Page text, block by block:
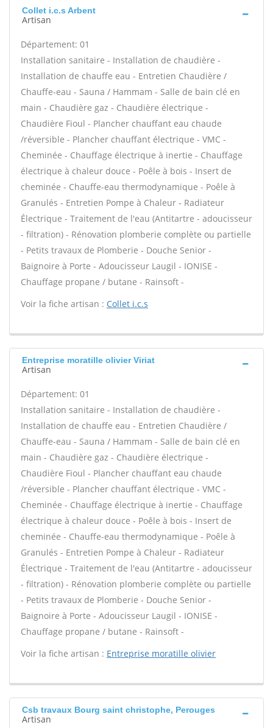
Collet i.c.s Arbent
Artisan
Département: 01
Installation sanitaire - Installation de chaudière -
Installation de chauffe eau - Entretien Chaudière /
Chauffe-eau - Sauna / Hammam - Salle de bain clé en
main - Chaudière gaz - Chaudière électrique -
Chaudière Fioul - Plancher chauffant eau chaude
/réversible - Plancher chauffant électrique - VMC -
Cheminée - Chauffage électrique à inertie - Chauffage
électrique à chaleur douce - Poêle à bois - Insert de
cheminée - Chauffe-eau thermodynamique - Poêle à
Granulés - Entretien Pompe à Chaleur - Radiateur
Électrique - Traitement de l'eau (Antitartre - adoucisseur
- filtration) - Rénovation plomberie complète ou partielle
- Petits travaux de Plomberie - Douche Senior -
Baignoire à Porte - Adoucisseur Laugil - IONISE -
Chauffage propane / butane - Rainsoft -
Voir la fiche artisan : Collet i.c.s
Entreprise moratille olivier Viriat
Artisan
Département: 01
Installation sanitaire - Installation de chaudière -
Installation de chauffe eau - Entretien Chaudière /
Chauffe-eau - Sauna / Hammam - Salle de bain clé en
main - Chaudière gaz - Chaudière électrique -
Chaudière Fioul - Plancher chauffant eau chaude
/réversible - Plancher chauffant électrique - VMC -
Cheminée - Chauffage électrique à inertie - Chauffage
électrique à chaleur douce - Poêle à bois - Insert de
cheminée - Chauffe-eau thermodynamique - Poêle à
Granulés - Entretien Pompe à Chaleur - Radiateur
Électrique - Traitement de l'eau (Antitartre - adoucisseur
- filtration) - Rénovation plomberie complète ou partielle
- Petits travaux de Plomberie - Douche Senior -
Baignoire à Porte - Adoucisseur Laugil - IONISE -
Chauffage propane / butane - Rainsoft -
Voir la fiche artisan : Entreprise moratille olivier
Csb travaux Bourg saint christophe, Perouges
Artisan